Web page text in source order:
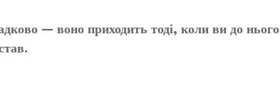
— воно приходить тоді, коли ви до нього